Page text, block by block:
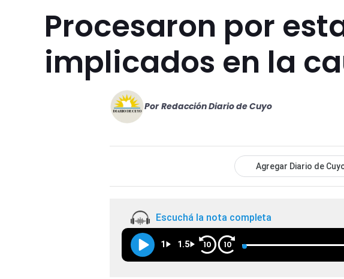
Procesaron por
implicados en la
Por Redacción Diario de Cuyo
Agregar Diario de
Escuchá la nota completa
1 1.5 10 10